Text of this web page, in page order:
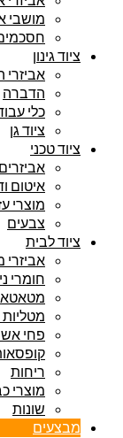
מושבי
ציוד גינון
אביזרי
הדברה
כלי
ציוד גן
ציוד טכני
איטום
מוצרי
צבעים
ציוד לבית
חומרי
מטליות
פחי
ריחות
מוצרי
שונות
מבצעים